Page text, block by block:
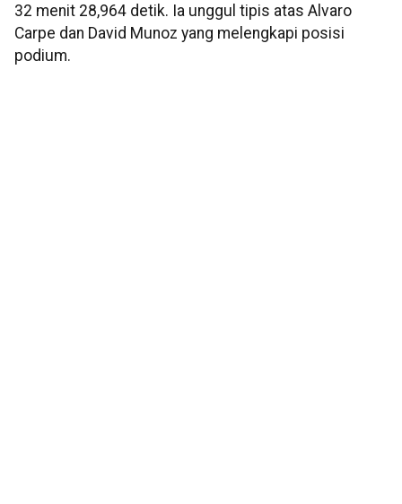
32 menit 28,964 detik. Ia unggul tipis atas Alvaro
Carpe dan David Munoz yang melengkapi posisi
podium.